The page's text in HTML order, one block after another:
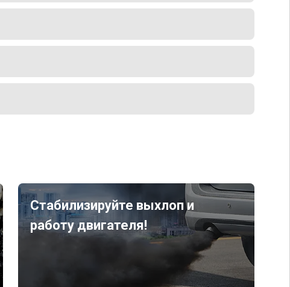
Стабилизируйте выхлоп и
работу двигателя!